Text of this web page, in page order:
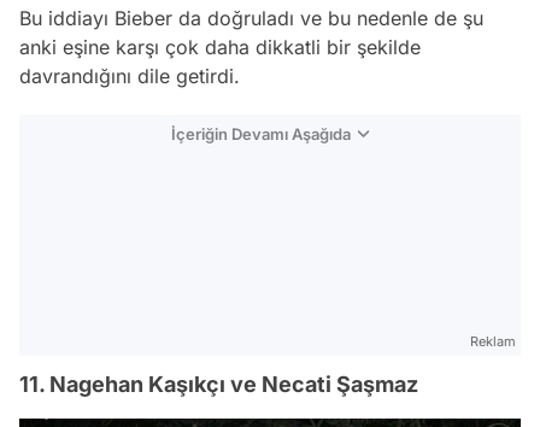
Bu iddiayı Bieber da doğruladı ve bu nedenle de şu
anki eşine karşı çok daha dikkatli bir şekilde
davrandığını dile getirdi.
İçeriğin Devamı Aşağıda
Reklam
11. Nagehan Kaşıkçı ve Necati Şaşmaz